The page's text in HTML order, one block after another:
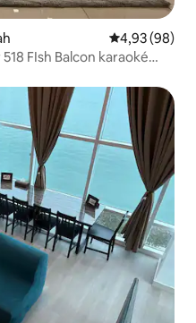
Note
4,93 (98)
FIsh Balcon karaoké